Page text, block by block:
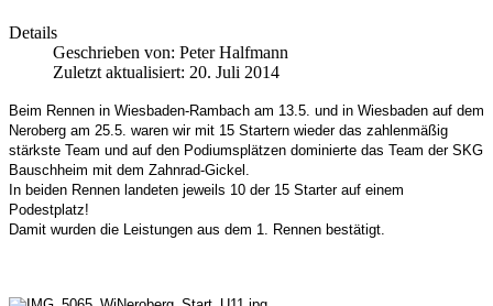
Details
Geschrieben von: Peter Halfmann
Zuletzt aktualisiert: 20. Juli 2014
Beim Rennen in Wiesbaden-Rambach am 13.5. und in Wiesbaden auf dem
Neroberg am 25.5. waren wir mit 15 Startern wieder das zahlenmäßig
stärkste Team und auf den Podiumsplätzen dominierte das Team der SKG
Bauschheim mit dem Zahnrad-Gickel.
In beiden Rennen landeten jeweils 10 der 15 Starter auf einem
Podestplatz!
Damit wurden die Leistungen aus dem 1. Rennen bestätigt.